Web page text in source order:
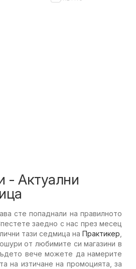
- Актуални
сте попаднали на правилното
заедно с нас през месец
тази седмица на Практикер
от любимите си магазини в
вече можете да намерите
на изтичане на промоцията, за